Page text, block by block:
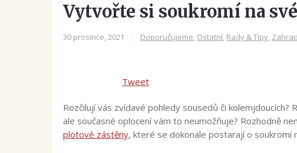
Vytvořte si soukromí na
30 prosince, 2021 Doporučujeme, Ostatní, Rady & Tipy,
Tweet
Rozčilují vás zvídavé pohledy sousedů či
ale současné oplocení vám to neumožňuje? Rozhodně
plotové zástěny, které se dokonale postarají o soukromí